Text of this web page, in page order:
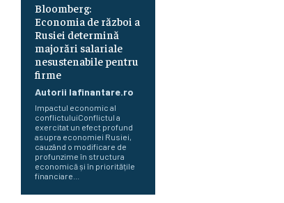
Bloomberg:
Economia de război a
Rusiei determină
majorări salariale
nesustenabile pentru
firme
Autorii Iafinantare.ro
Impactul economic al
conflictuluiConflictul a
exercitat un efect profund
asupra economiei Rusiei,
cauzând o modificare de
profunzime în structura
economică și în prioritățile
financiare...